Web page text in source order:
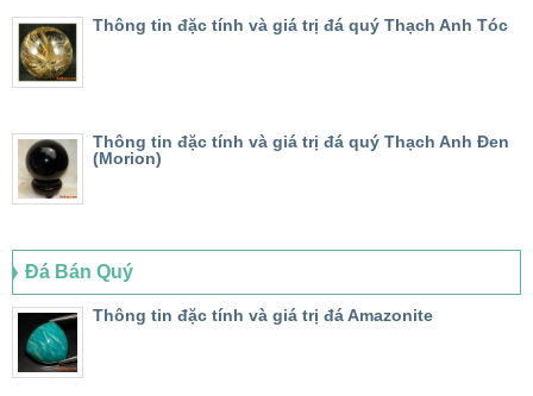
Thông tin đặc tính và giá trị đá quý Thạch Anh Tóc
Thông tin đặc tính và giá trị đá quý Thạch Anh Đen
(Morion)
Đá Bán Quý
Thông tin đặc tính và giá trị đá Amazonite